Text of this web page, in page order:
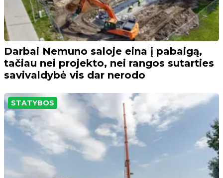
Darbai Nemuno saloje eina į pabaigą,
tačiau nei projekto, nei rangos sutarties
savivaldybė vis dar nerodo
STATYBOS